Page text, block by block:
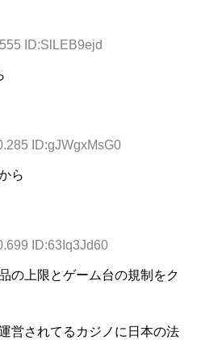
ID:SlLEB9ejd
ID:gJWgxMsG0
ら
ID:63Iq3Jd60
の上限とゲーム台の規制をク
営されてるカジノに日本の法